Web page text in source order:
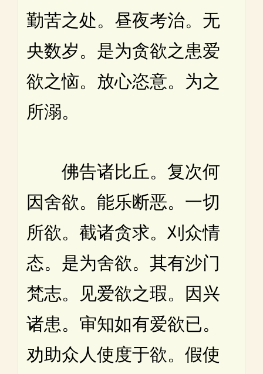
勤苦之处。昼夜考治。无
央数岁。是为贪欲之患爱
欲之恼。放心恣意。为之
所溺。
佛告诸比丘。复次何
因舍欲。能乐断恶。一切
所欲。截诸贪求。刈众情
态。是为舍欲。其有沙门
梵志。见爱欲之瑕。因兴
诸患。审知如有爱欲已。
劝助众人使度于欲。假使